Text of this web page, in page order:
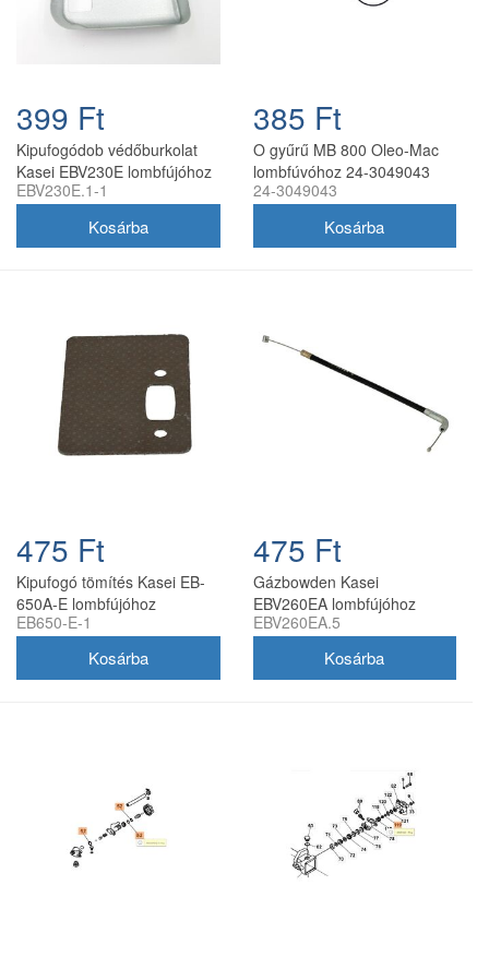
399 Ft
Kipufogódob védőburkolat
Kasei EBV230E lombfújóhoz
EBV230E.1-1
385 Ft
O gyűrű MB 800 Oleo-Mac
lombfúvóhoz 24-3049043
24-3049043
475 Ft
Kipufogó tömítés Kasei EB-
650A-E lombfújóhoz
EB650-E-1
475 Ft
Gázbowden Kasei
EBV260EA lombfújóhoz
EBV260EA.5
EBV260EA.5